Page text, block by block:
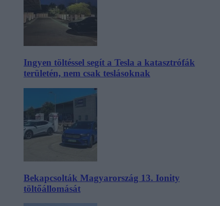
Ingyen töltéssel segít a Tesla a katasztrófák
területén, nem csak teslásoknak
Bekapcsolták Magyarország 13. Ionity
töltőállomását